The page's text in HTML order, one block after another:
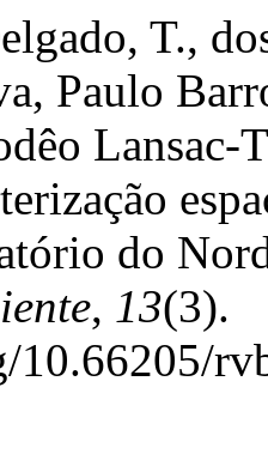
T.,
Paulo
do
, 13(3).
10.66205/